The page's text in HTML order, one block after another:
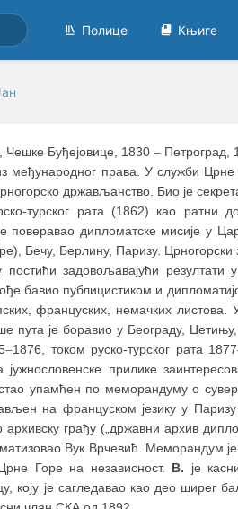
Полице Књиге
Чешке Буђејовице, 1830 – Петроград,
међународног права. У служби
држављанство. Био је
турског рата (1862) као ратни
дипломатске мисије у
Бечу, Берлину, Паризу. Црногорски
задовољавајући резултати
бавио публицистиком и
француских, немачких листова.
пута је боравио у Београду,
–1876, током руско-турског рата 1877
прилике
упамћен по меморандуму о
на француском језику у
грађу („државни архив
Вук Врчевић. Меморандум
Горе на независност. В. је
коју је сагледавао као део ширег